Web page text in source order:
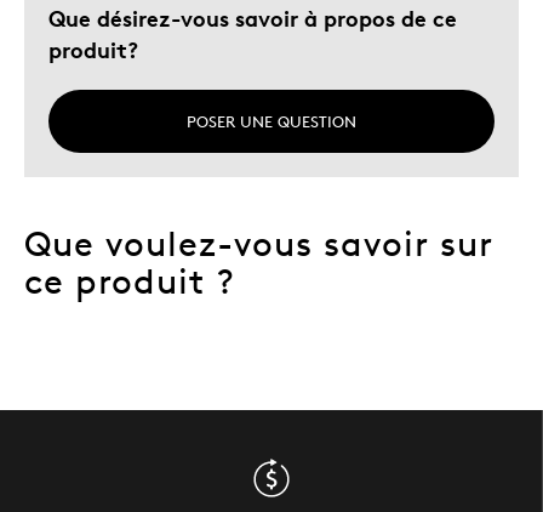
Que désirez-vous savoir à propos de ce
produit?
POSER UNE QUESTION
Que voulez-vous savoir sur
ce produit ?